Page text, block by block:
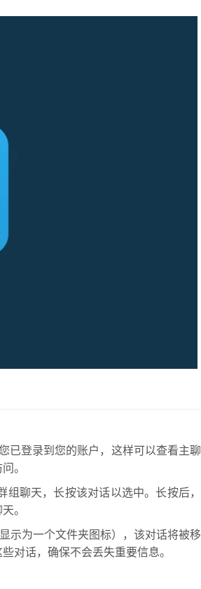
已登录到您的账户，这样可以查看主聊
。
聊天，长按该对话以选中。长按后，
。
示为一个文件夹图标），该对话将被移
对话，确保不会丢失重要信息。